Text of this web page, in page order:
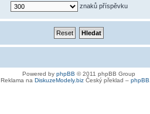
znaků příspěvku
Powered by phpBB © 2011 phpBB Group
Reklama na DiskuzeModely.bizČeský překlad –